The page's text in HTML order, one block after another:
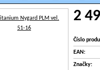
2
Číslo
EAN:
Značky: